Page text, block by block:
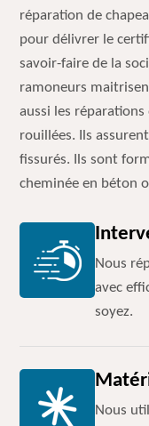
réparation de
pour délivrer le
savoir-faire de la
ramoneurs
aussi les
rouillées. Ils
fissurés. Ils sont
cheminée en béton
Nous
avec
soyez.
Nous